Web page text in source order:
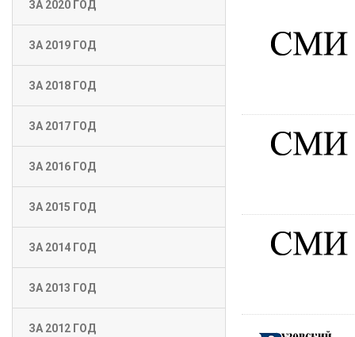
ЗА 2020 ГОД
ЗА 2019 ГОД
ЗА 2018 ГОД
ЗА 2017 ГОД
ЗА 2016 ГОД
ЗА 2015 ГОД
ЗА 2014 ГОД
ЗА 2013 ГОД
ЗА 2012 ГОД